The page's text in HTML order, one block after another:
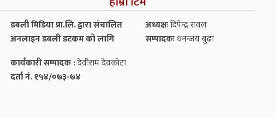
डबली मिडिया प्रा.लि. द्वारा संचालित
अनलाइन डबली डटकम को लागि
अध्यक्षःदिपेन्द्र रावल
सम्पादकःधनन्‍जय बुढा
कार्यकारी सम्पादक :देवीराम देवकोटा
दर्ता नं. १५४/०७३-७४